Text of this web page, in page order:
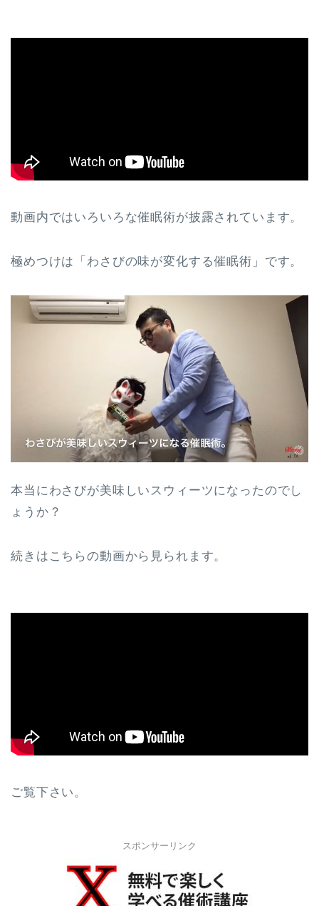
動画内ではいろいろな催眠術が披露されています。
極めつけは「わさびの味が変化する催眠術」です。
本当にわさびが美味しいスウィーツになったのでし
ょうか？
続きはこちらの動画から見られます。
ご覧下さい。
スポンサーリンク